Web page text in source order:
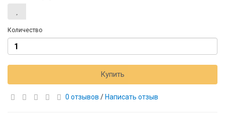
Количество
Купить
0 отзывов / Написать отзыв